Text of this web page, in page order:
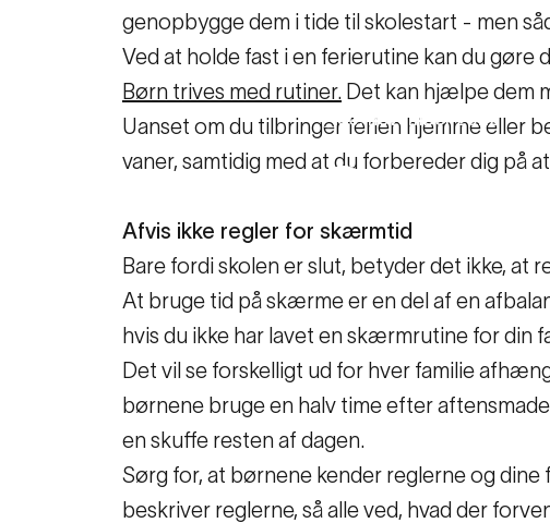
30. november 2022
Sunde
genopbygge dem i tide til skolestart - men
Ved at holde fast i en ferierutine kan du gøre
Børn trives med rutiner. Det kan hjælpe dem
Uanset om du tilbringer ferien hjemme eller
vaner, samtidig med at du forbereder dig på
Afvis ikke regler for skærmtid
Bare fordi skolen er slut, betyder det ikke, at
At bruge tid på skærme er en del af en
hvis du ikke har lavet en skærmrutine for din
Det vil se forskelligt ud for hver familie
børnene bruge en halv time efter
en skuffe resten af dagen.
Sørg for, at børnene kender reglerne og
beskriver reglerne, så alle ved, hvad der